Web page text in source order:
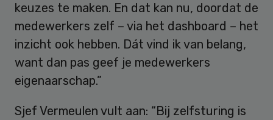
keuzes te maken. En dat kan nu, doordat de
medewerkers zelf – via het dashboard – het
inzicht ook hebben. Dát vind ik van belang,
want dan pas geef je medewerkers
eigenaarschap.”
Sjef Vermeulen vult aan: “Bij zelfsturing is